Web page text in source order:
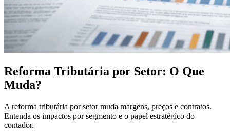
Reforma Tributária por Setor: O Que
Muda?
A reforma tributária por setor muda margens, preços e contratos.
Entenda os impactos por segmento e o papel estratégico do
contador.